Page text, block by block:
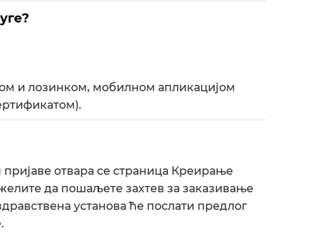
и лозинком, мобилном апликацијом
отвара се страница Креирање
да пошаљете захтев за заказивање
установа ће послати предлог